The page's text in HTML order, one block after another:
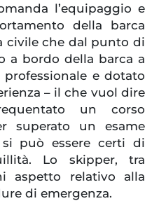
l’equipaggio e
della barca
civile che dal punto di
a bordo della barca a
professionale e dotato
– il che vuol dire
un corso
superato un esame
può essere certi di
Lo skipper, tra
aspetto relativo alla
di emergenza.